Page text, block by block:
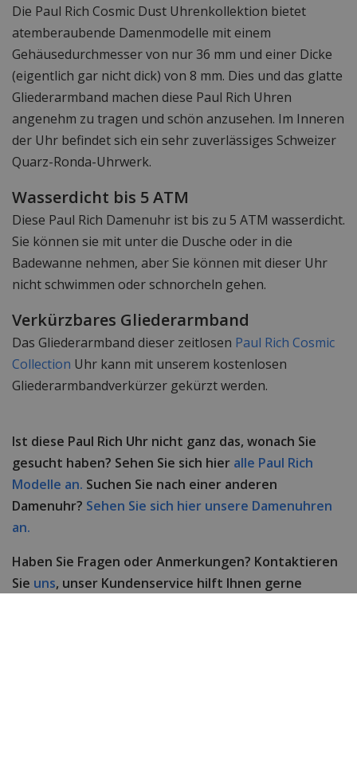
Die Paul Rich Cosmic Dust Uhrenkollektion bietet
atemberaubende Damenmodelle mit einem
Gehäusedurchmesser von nur 36 mm und einer Dicke
(eigentlich gar nicht dick) von 8 mm. Dies und das glatte
Gliederarmband machen diese Paul Rich Uhren
angenehm zu tragen und schön anzusehen. Im Inneren
der Uhr befindet sich ein sehr zuverlässiges Schweizer
Quarz-Ronda-Uhrwerk.
Wasserdicht bis 5 ATM
Diese Paul Rich Damenuhr ist bis zu 5 ATM wasserdicht.
Sie können sie mit unter die Dusche oder in die
Badewanne nehmen, aber Sie können mit dieser Uhr
nicht schwimmen oder schnorcheln gehen.
Verkürzbares Gliederarmband
Das Gliederarmband dieser zeitlosen Paul Rich Cosmic
Collection Uhr kann mit unserem kostenlosen
Gliederarmbandverkürzer gekürzt werden.
Ist diese Paul Rich Uhr nicht ganz das, wonach Sie
gesucht haben? Sehen Sie sich hier alle Paul Rich
Modelle an. Suchen Sie nach einer anderen
Damenuhr? Sehen Sie sich hier unsere Damenuhren
an.
Haben Sie Fragen oder Anmerkungen? Kontaktieren
Sie uns, unser Kundenservice hilft Ihnen gerne